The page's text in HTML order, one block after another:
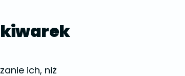
ich, niż